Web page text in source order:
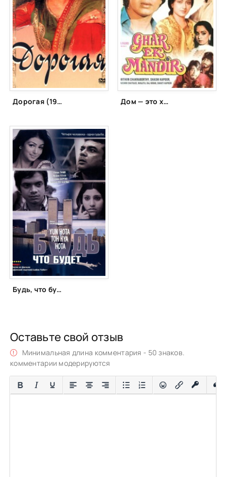
Дорогая (1994) Дом — это храм (1984)
Будь, что будет (2006)
Оставьте свой отзыв
Минимальная длина комментария - 50 знаков.
комментарии модерируются